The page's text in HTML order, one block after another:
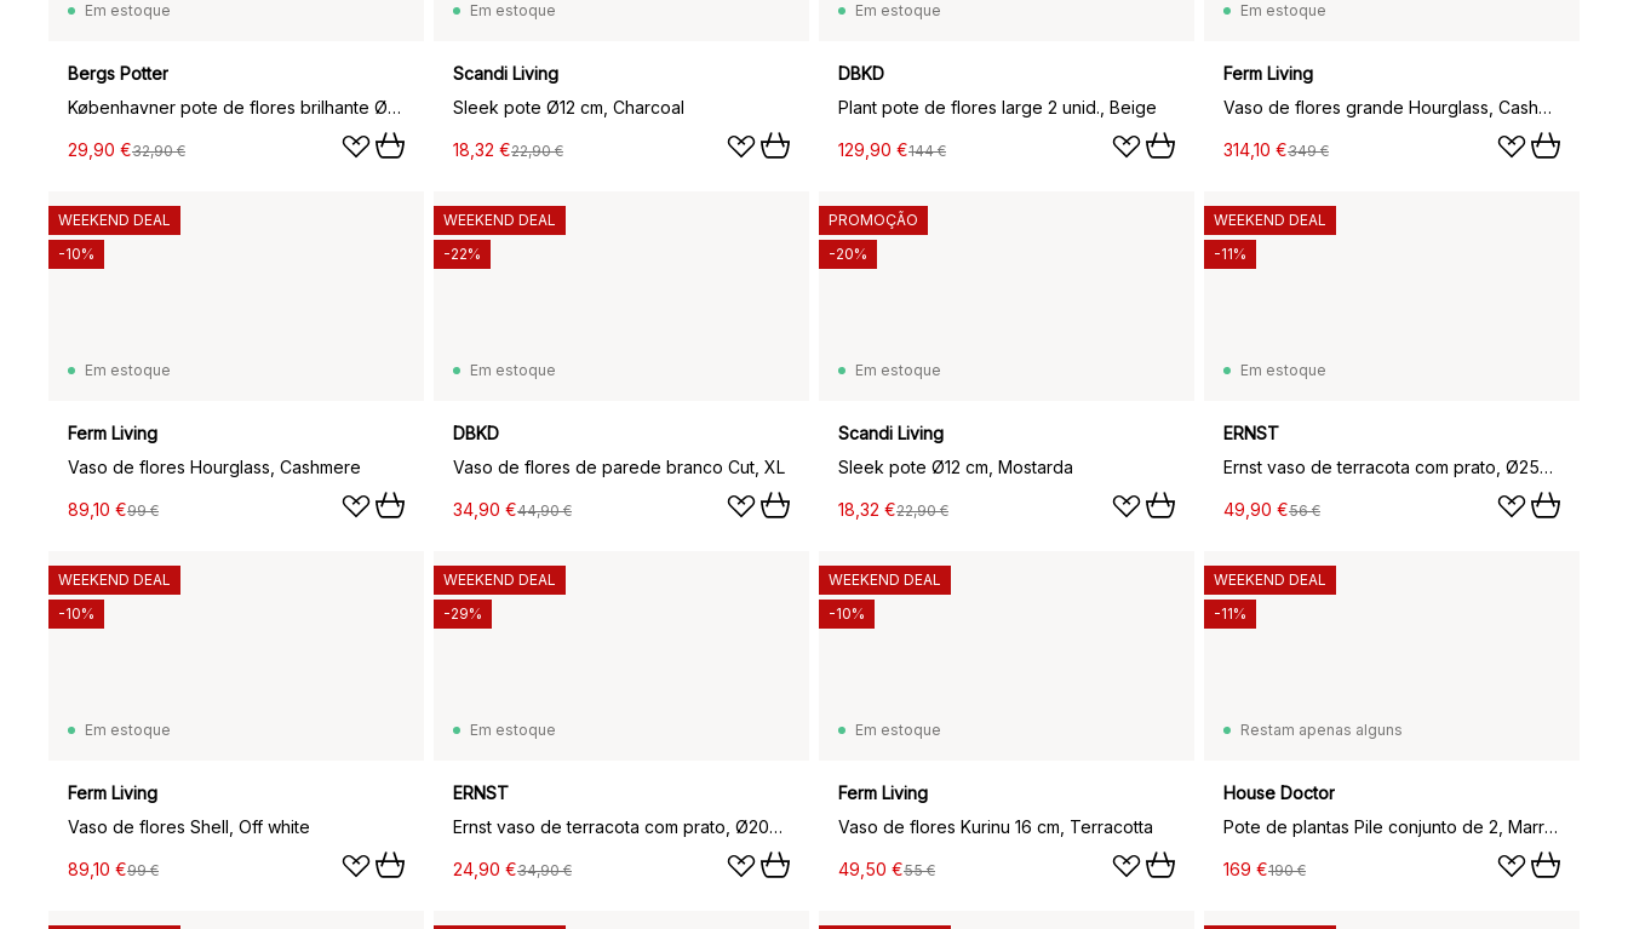
Em estoque
Bergs Potter
Københavner pote de flores brilhante Ø10 cm, Amarelo
29,90 €32,90 €
Em estoque
Scandi Living
Sleek pote Ø12 cm, Charcoal
18,32 €22,90 €
Em estoque
DBKD
Plant pote de flores large 2 unid., Beige
129,90 €144 €
Em estoque
Ferm Living
Vaso de flores grande Hourglass, Cashmere
314,10 €349 €
Em estoque
Ferm Living
Vaso de flores Hourglass, Cashmere
89,10 €99 €
WEEKEND DEAL
-10%
Em estoque
DBKD
Vaso de flores de parede branco Cut, XL
34,90 €44,90 €
WEEKEND DEAL
-22%
Em estoque
Scandi Living
Sleek pote Ø12 cm, Mostarda
18,32 €22,90 €
PROMOÇÃO
-20%
Em estoque
ERNST
Ernst vaso de terracota com prato, Ø25x28 cm
49,90 €56 €
WEEKEND DEAL
-11%
Em estoque
Ferm Living
Vaso de flores Shell, Off white
89,10 €99 €
WEEKEND DEAL
-10%
Em estoque
ERNST
Ernst vaso de terracota com prato, Ø20x20 cm
24,90 €34,90 €
WEEKEND DEAL
-29%
Em estoque
Ferm Living
Vaso de flores Kurinu 16 cm, Terracotta
49,50 €55 €
WEEKEND DEAL
-10%
Restam apenas alguns
House Doctor
Pote de plantas Pile conjunto de 2, Marrom
169 €190 €
WEEKEND DEAL
-11%